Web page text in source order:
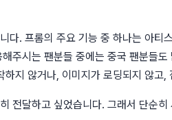
. 프롬의 주요 기능 중 하나는 아
주시는 팬분들 중에는 중국 팬분들
지 않거나, 이미지가 로딩되지 않
전달하고 싶었습니다. 그래서 단순